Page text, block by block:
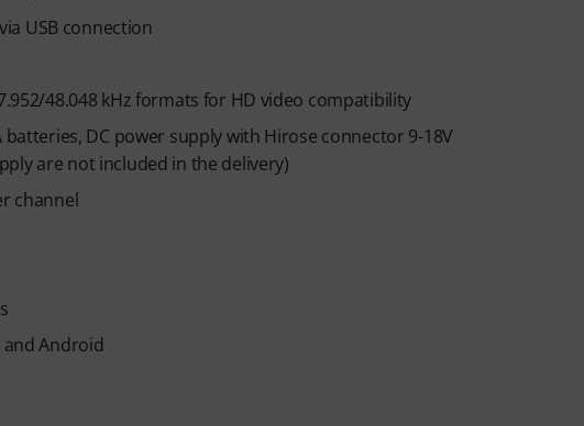
USB connection
48.048 kHz formats for HD video compatibility
DC power supply with Hirose connector 9-18V
are not included in the delivery)
channel
and Android